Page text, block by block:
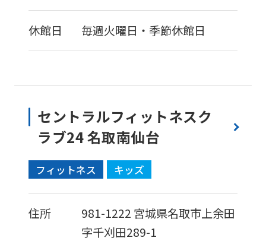
休館日 毎週火曜日・季節休館日
セントラルフィットネスク
ラブ24 名取南仙台
フィットネス キッズ
住所 981-1222 宮城県名取市上余田
字千刈田289-1